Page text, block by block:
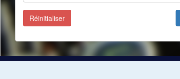
Réinitialiser